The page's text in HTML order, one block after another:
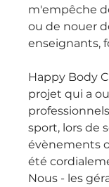
m'empêche
ou de nouer
enseignants,
Happy Body
projet qui a
sport, lors de
évènements
été
Nous - les